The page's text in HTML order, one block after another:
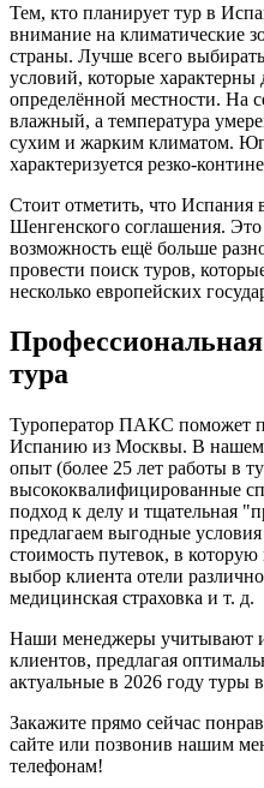
Тем, кто планирует тур в
внимание на климатические
страны. Лучше всего
условий, которые характерны
определённой местности. На
влажный, а температура
сухим и жарким климатом.
характеризуется резко-
Стоит отметить, что Испания
Шенгенского соглашения. Это
возможность ещё больше
провести поиск туров,
несколько европейских
тура
Туроператор ПАКС поможет
Испанию из Москвы. В нашем
опыт (более 25 лет работы в
высококвалифицированные
подход к делу и тщательная
предлагаем выгодные
стоимость путевок, в
выбор клиента отели
медицинская страховка и т. д.
Наши менеджеры учитывают
клиентов, предлагая
актуальные в 2026 году туры
Закажите прямо сейчас
сайте или позвонив нашим
телефонам!